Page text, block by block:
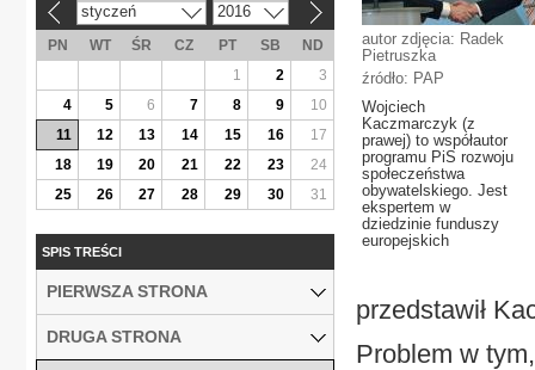
autor zdjęcia: Radek
Pietruszka
źródło: PAP
Wojciech
Kaczmarczyk (z
prawej) to współautor
programu PiS rozwoju
społeczeństwa
obywatelskiego. Jest
ekspertem w
dziedzinie funduszy
europejskich
przedstawił
Problem w
styczeń 2016
PN WT ŚR CZ PT SB
ND
1
2
3
4
5 6 7 8 9
10
11
12 13 14 15 16
17
18
19 20 21 22 23
24
25
26 27 28 29 30 31
SPIS TREŚCI
PIERWSZA STRONA
DRUGA STRONA